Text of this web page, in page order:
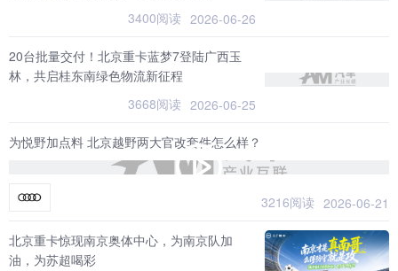
3400阅读 2026-06-26
20台批量交付！北京重卡蓝梦7登陆广西玉
林，共启桂东南绿色物流新征程
3668阅读 2026-06-25
为悦野加点料 北京越野两大官改套件怎么样？
3216阅读 2026-06-21
北京重卡惊现南京奥体中心，为南京队加
油，为苏超喝彩